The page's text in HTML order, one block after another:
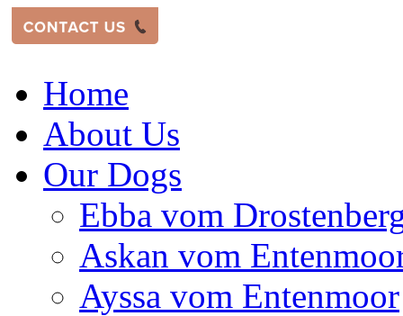
Home
About Us
Our Dogs
Ebba vom
Askan vom
Ayssa vom Entenmoor